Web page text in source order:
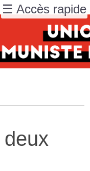
deux
☰ Accès rapide